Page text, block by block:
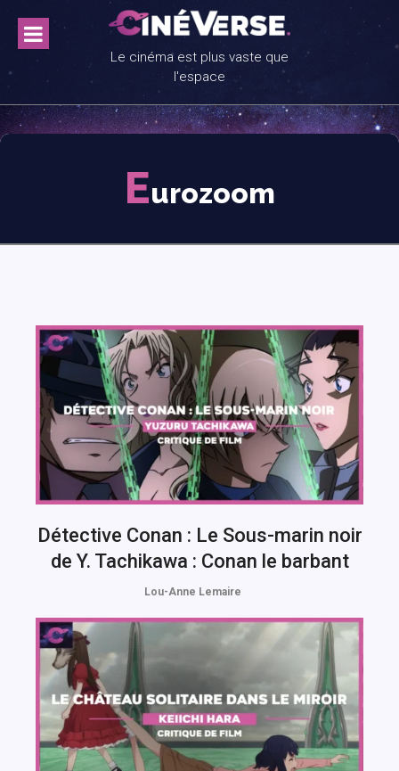
content
Le cinéma est plus vaste que
l'espace
Eurozoom
Détective Conan : Le Sous-marin noir
de Y. Tachikawa : Conan le barbant
Lou-Anne Lemaire